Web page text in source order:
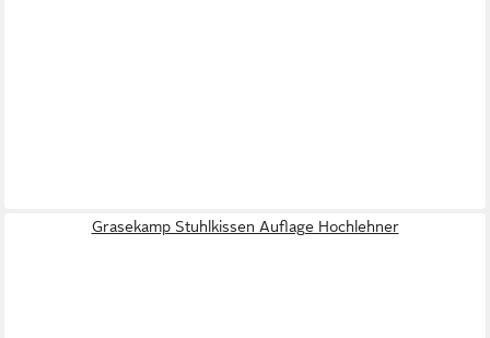
Grasekamp Stuhlkissen Auflage Hochlehner